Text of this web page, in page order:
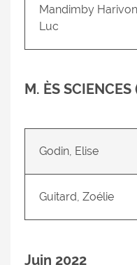
Mandimby
Luc
M. ÈS SCIENCES
Godin, Elise
Guitard, Zoélie
Juin 2022